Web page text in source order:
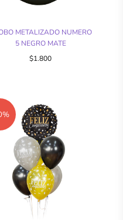
METALIZADO NUMERO
5 NEGRO MATE
$1.800